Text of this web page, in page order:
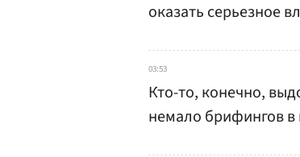
оказать серьезное
03:53
Кто-то, конечно,
немало брифингов в